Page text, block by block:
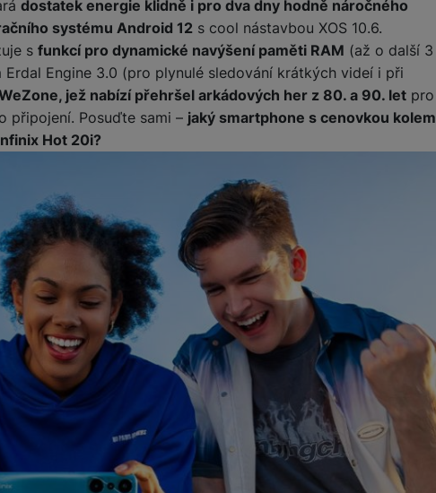
dostatek energie klidně i pro dva dny hodně náročného
systému Android 12 s cool nástavbou XOS 10.6.
s funkcí pro dynamické navýšení paměti RAM (až o další 3
Erdal Engine 3.0 (pro plynulé sledování krátkých videí i při
jež nabízí přehršel arkádových her z 80. a 90. let pro
připojení. Posuďte sami – jaký smartphone s cenovkou kolem
Hot 20i?